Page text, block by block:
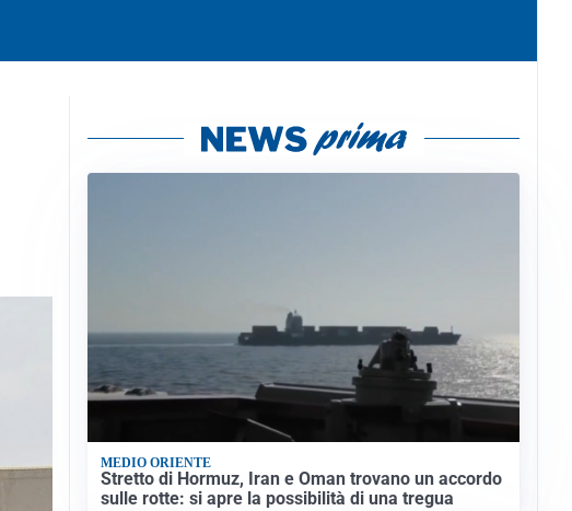
MEDIO ORIENTE
Stretto di Hormuz, Iran e Oman trovano un accordo
sulle rotte: si apre la possibilità di una tregua